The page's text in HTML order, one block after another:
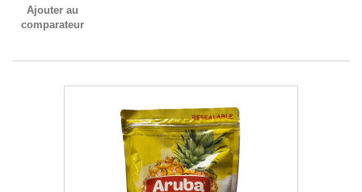
Ajouter au
comparateur